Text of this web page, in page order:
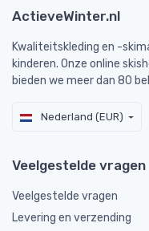
ActieveWinter.nl
Kwaliteitskleding en -
kinderen. Onze online
bieden we meer dan 80
Nederland (EUR)
Veelgestelde vragen
Veelgestelde vragen
Levering en verzending